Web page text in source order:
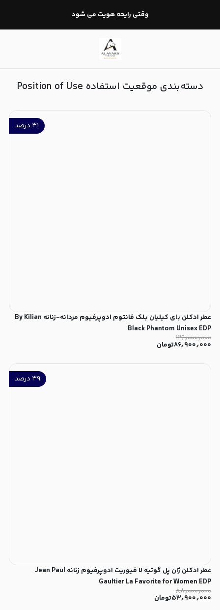
وقتی رایحه هویت می شود
دسته‌بندی موقعیت استفاده Position of Use
۳۱ درصد
عطر ادکلن بای کیلیان بلک فانتوم ادوپرفیوم مردانه-زنانه By Kilian
Black Phantom Unisex EDP
۱۲۶٫۰۰۰٫۰۰۰
۸۶٫۹۰۰٫۰۰۰تومان
۳۹ درصد
عطر ادکلن ژان پل گوتیه لا فیوریت ادوپرفیوم زنانه Jean Paul
Gaultier La Favorite for Women EDP
۸۸٫۰۰۰٫۰۰۰
۵۳٫۹۰۰٫۰۰۰تومان